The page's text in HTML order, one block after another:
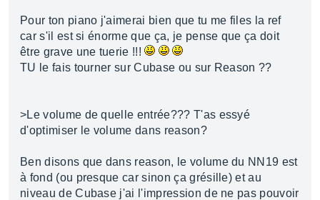
Pour ton piano j'aimerai bien que tu me files la ref
car s'il est si énorme que ça, je pense que ça doit
être grave une tuerie !!!
TU le fais tourner sur Cubase ou sur Reason ??
>Le volume de quelle entrée??? T'as essyé
d'optimiser le volume dans reason?
Ben disons que dans reason, le volume du NN19 est
à fond (ou presque car sinon ça grésille) et au
niveau de Cubase j'ai l'impression de ne pas pouvoir